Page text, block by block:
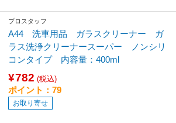
プロスタッフ
A44 洗車用品 ガラスクリーナー ガ
ラス洗浄クリーナースーパー ノンシリ
コンタイプ 内容量：400ml
¥782 (税込)
ポイント：79
お取り寄せ